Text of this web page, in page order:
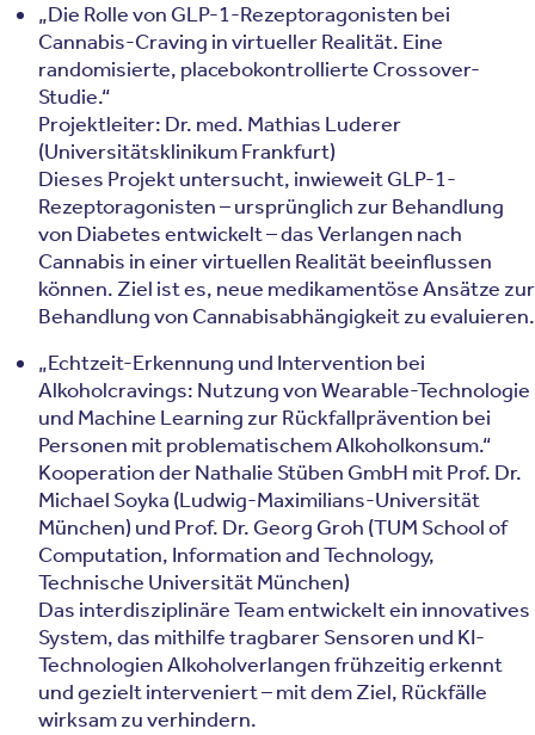
„Die Rolle von GLP-1-Rezeptoragonisten bei
Cannabis-Craving in virtueller Realität. Eine
randomisierte, placebokontrollierte Crossover-
Studie.“
Projektleiter: Dr. med. Mathias Luderer
(Universitätsklinikum Frankfurt)
Dieses Projekt untersucht, inwieweit GLP-1-
Rezeptoragonisten – ursprünglich zur Behandlung
von Diabetes entwickelt – das Verlangen nach
Cannabis in einer virtuellen Realität beeinflussen
können. Ziel ist es, neue medikamentöse Ansätze zur
Behandlung von Cannabisabhängigkeit zu evaluieren.
„Echtzeit-Erkennung und Intervention bei
Alkoholcravings: Nutzung von Wearable-Technologie
und Machine Learning zur Rückfallprävention bei
Personen mit problematischem Alkoholkonsum.“
Kooperation der Nathalie Stüben GmbH mit Prof. Dr.
Michael Soyka (Ludwig-Maximilians-Universität
München) und Prof. Dr. Georg Groh (TUM School of
Computation, Information and Technology,
Technische Universität München)
Das interdisziplinäre Team entwickelt ein innovatives
System, das mithilfe tragbarer Sensoren und KI-
Technologien Alkoholverlangen frühzeitig erkennt
und gezielt interveniert – mit dem Ziel, Rückfälle
wirksam zu verhindern.